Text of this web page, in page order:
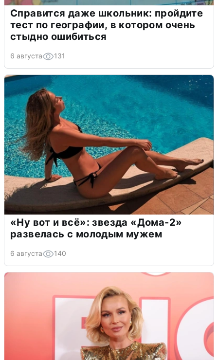
Справится даже школьник: пройдите
тест по географии, в котором очень
стыдно ошибиться
6 августа 131
«Ну вот и всё»: звезда «Дома-2»
развелась с молодым мужем
6 августа 140